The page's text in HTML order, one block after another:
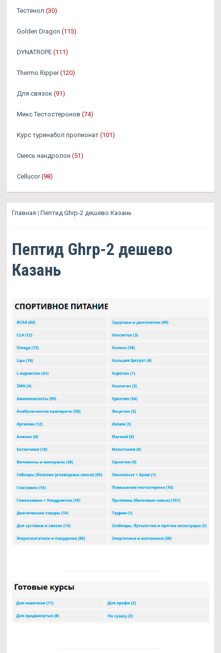
Тестенол (30)
Golden Dragon (115)
DYNATROPE (111)
Thermo Ripper (120)
Для связок (91)
Микс Тестостеронов (74)
Курс туринабол пропионат (101)
Смесь нандролон (51)
Cellucor (98)
Главная | Пептид Ghrp-2 дешево Казань
Пептид Ghrp-2 дешево
Казань